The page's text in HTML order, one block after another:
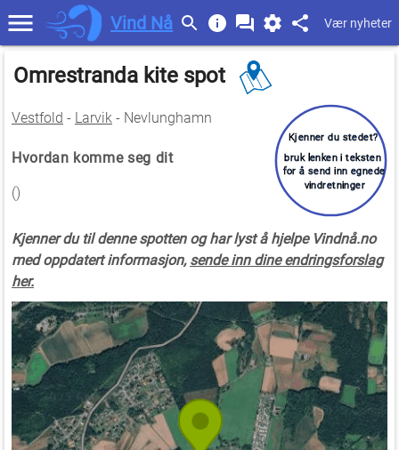
Vind Nå Vær nyheter
Omrestranda kite spot
Kjenner du stedet?
bruk lenken i teksten
for å send inn egnede
vindretninger
Vestfold - Larvik - Nevlunghamn
Hvordan komme seg dit
()
Kjenner du til denne spotten og har lyst å hjelpe Vindnå.no
med oppdatert informasjon, sende inn dine endringsforslag
her.